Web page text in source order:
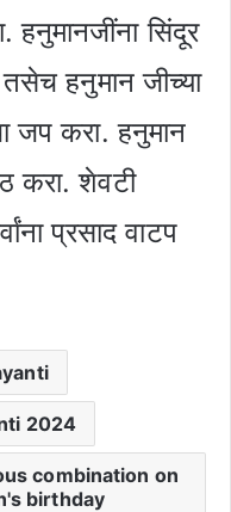
हनुमानजींना सिंदूर
हनुमान जीच्या
जप करा. हनुमान
करा. शेवटी
प्रसाद वाटप
2024
combination on
birthday